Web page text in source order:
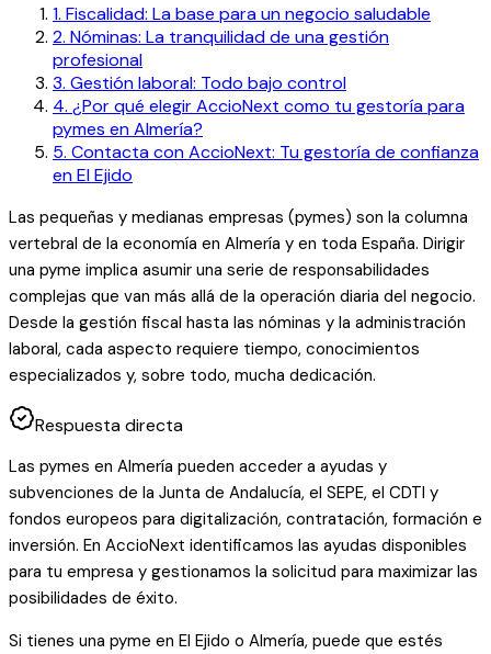
1. Fiscalidad: La base para un negocio saludable
2. Nóminas: La tranquilidad de una gestión
profesional
3. Gestión laboral: Todo bajo control
4. ¿Por qué elegir AccioNext como tu gestoría para
pymes en Almería?
5. Contacta con AccioNext: Tu gestoría de confianza
en El Ejido
Las pequeñas y medianas empresas (pymes) son la columna
vertebral de la economía en Almería y en toda España. Dirigir
una pyme implica asumir una serie de responsabilidades
complejas que van más allá de la operación diaria del negocio.
Desde la gestión fiscal hasta las nóminas y la administración
laboral, cada aspecto requiere tiempo, conocimientos
especializados y, sobre todo, mucha dedicación.
Respuesta directa
Las pymes en Almería pueden acceder a ayudas y
subvenciones de la Junta de Andalucía, el SEPE, el CDTI y
fondos europeos para digitalización, contratación, formación e
inversión. En AccioNext identificamos las ayudas disponibles
para tu empresa y gestionamos la solicitud para maximizar las
posibilidades de éxito.
Si tienes una pyme en El Ejido o Almería, puede que estés